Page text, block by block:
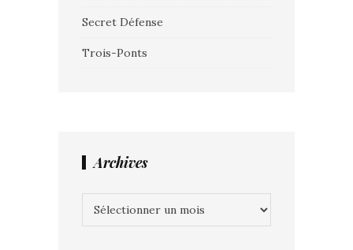
Secret Défense
Trois-Ponts
Archives